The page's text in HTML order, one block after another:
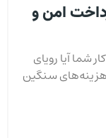
امن و
شما آیا رویای
هزینه‌های سنگین